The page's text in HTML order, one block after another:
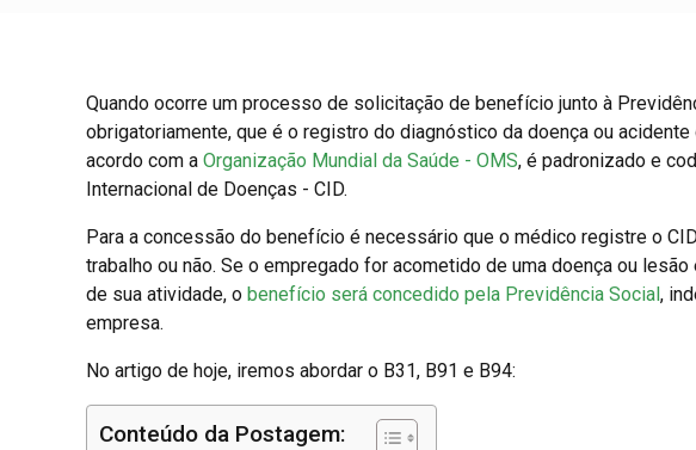
Quando ocorre um processo de solicitação de benefício junto à
obrigatoriamente, que é o registro do diagnóstico da doença ou
acordo com a Organização Mundial da Saúde - OMS, é padronizado e
Internacional de Doenças - CID.
Para a concessão do benefício é necessário que o médico registre o
trabalho ou não. Se o empregado for acometido de uma doença ou
de sua atividade, o benefício será concedido pela Previdência Social ,
empresa.
No artigo de hoje, iremos abordar o B31, B91 e B94:
Conteúdo da Postagem: